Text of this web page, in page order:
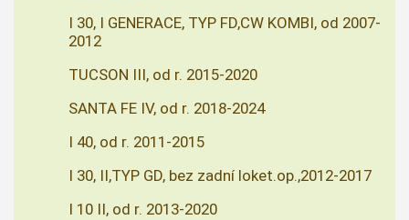
I 30, I GENERACE, TYP FD,CW KOMBI, od 2007-
2012
TUCSON III, od r. 2015-2020
SANTA FE IV, od r. 2018-2024
I 40, od r. 2011-2015
I 30, II,TYP GD, bez zadní loket.op.,2012-2017
I 10 II, od r. 2013-2020